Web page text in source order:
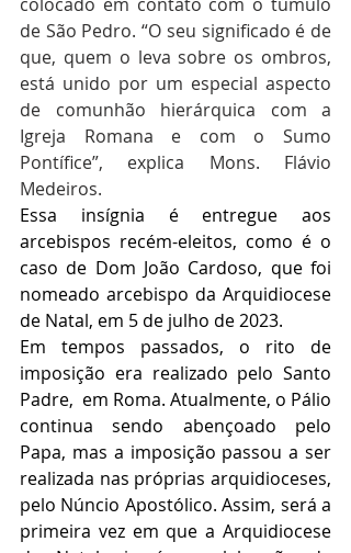
de São Pedro. “O seu significado é de
que, quem o leva sobre os ombros,
está unido por um especial aspecto
de comunhão hierárquica com a
Igreja Romana e com o Sumo
Pontífice”, explica Mons. Flávio
Medeiros.
Essa insígnia é entregue aos
arcebispos recém-eleitos, como é o
caso de Dom João Cardoso, que foi
nomeado arcebispo da Arquidiocese
de Natal, em 5 de julho de 2023.
Em tempos passados, o rito de
imposição era realizado pelo Santo
Padre,  em Roma. Atualmente, o Pálio
continua sendo abençoado pelo
Papa, mas a imposição passou a ser
realizada nas próprias arquidioceses,
pelo Núncio Apostólico. Assim, será a
primeira vez em que a Arquidiocese